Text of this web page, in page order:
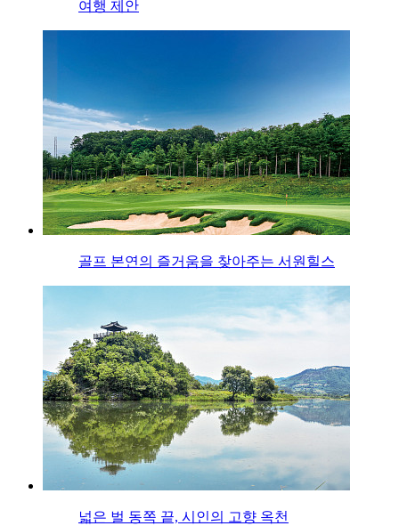
여행 제안
골프 본연의 즐거움을 찾아주는 서원힐스
넓은 벌 동쪽 끝, 시인의 고향 옥천